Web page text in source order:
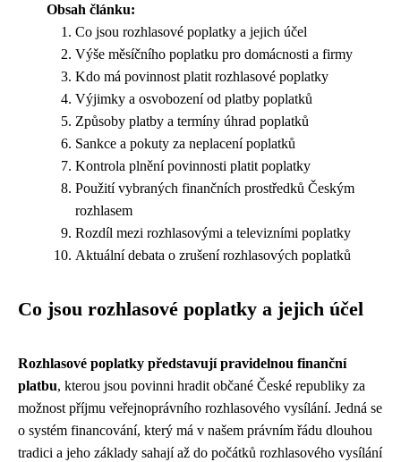
Obsah článku:
Co jsou rozhlasové poplatky a jejich účel
Výše měsíčního poplatku pro domácnosti a firmy
Kdo má povinnost platit rozhlasové poplatky
Výjimky a osvobození od platby poplatků
Způsoby platby a termíny úhrad poplatků
Sankce a pokuty za neplacení poplatků
Kontrola plnění povinnosti platit poplatky
Použití vybraných finančních prostředků Českým
rozhlasem
Rozdíl mezi rozhlasovými a televizními poplatky
Aktuální debata o zrušení rozhlasových poplatků
Co jsou rozhlasové poplatky a jejich účel
Rozhlasové poplatky představují pravidelnou finanční
platbu, kterou jsou povinni hradit občané České republiky za
možnost příjmu veřejnoprávního rozhlasového vysílání. Jedná se
o systém financování, který má v našem právním řádu dlouhou
tradici a jeho základy sahají až do počátků rozhlasového vysílání